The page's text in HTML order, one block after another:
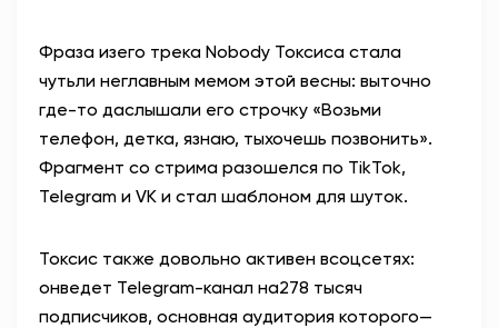
Фраза изего трека Nobody Токсиса стала
чутьли неглавным мемом этой весны: выточно
где-то даслышали его строчку «Возьми
телефон, детка, язнаю, тыхочешь позвонить».
Фрагмент со стрима разошелся по TikTok,
Telegram и VK и стал шаблоном для шуток.
Токсис также довольно активен всоцсетях:
онведет Telegram-канал на278 тысяч
подписчиков, основная аудитория которого—